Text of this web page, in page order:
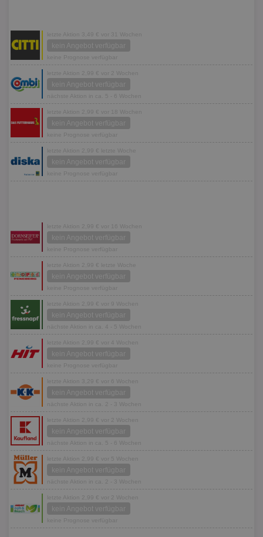
letzte Aktion 3,49 € vor 31 Wochen
kein Angebot verfügbar
keine Prognose verfügbar
letzte Aktion 2,99 € vor 2 Wochen
kein Angebot verfügbar
nächste Aktion in ca. 5 - 6 Wochen
letzte Aktion 2,99 € vor 18 Wochen
kein Angebot verfügbar
keine Prognose verfügbar
letzte Aktion 2,99 € letzte Woche
kein Angebot verfügbar
keine Prognose verfügbar
letzte Aktion 2,99 € vor 16 Wochen
kein Angebot verfügbar
keine Prognose verfügbar
letzte Aktion 2,99 € letzte Woche
kein Angebot verfügbar
keine Prognose verfügbar
letzte Aktion 2,99 € vor 9 Wochen
kein Angebot verfügbar
nächste Aktion in ca. 4 - 5 Wochen
letzte Aktion 2,99 € vor 4 Wochen
kein Angebot verfügbar
keine Prognose verfügbar
letzte Aktion 3,29 € vor 6 Wochen
kein Angebot verfügbar
nächste Aktion in ca. 2 - 3 Wochen
letzte Aktion 2,99 € vor 2 Wochen
kein Angebot verfügbar
nächste Aktion in ca. 5 - 6 Wochen
letzte Aktion 2,99 € vor 5 Wochen
kein Angebot verfügbar
nächste Aktion in ca. 2 - 3 Wochen
letzte Aktion 2,99 € vor 2 Wochen
kein Angebot verfügbar
keine Prognose verfügbar